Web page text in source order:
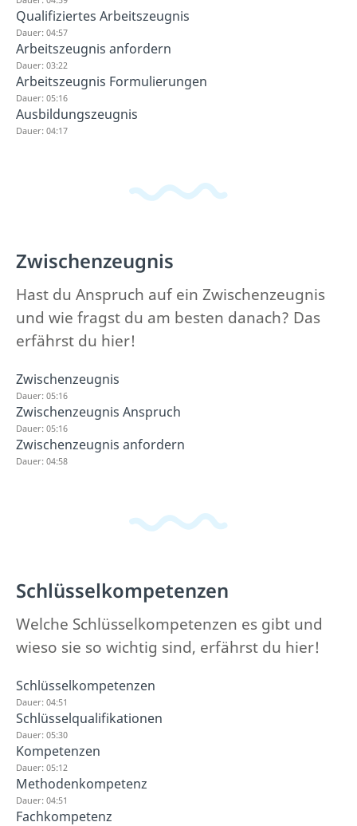
Qualifiziertes Arbeitszeugnis
Dauer: 04:57
Arbeitszeugnis anfordern
Dauer: 03:22
Arbeitszeugnis Formulierungen
Dauer: 05:16
Ausbildungszeugnis
Dauer: 04:17
Zwischenzeugnis
Hast du Anspruch auf ein Zwischenzeugnis
und wie fragst du am besten danach? Das
erfährst du hier!
Zwischenzeugnis
Dauer: 05:16
Zwischenzeugnis Anspruch
Dauer: 05:16
Zwischenzeugnis anfordern
Dauer: 04:58
Schlüsselkompetenzen
Welche Schlüsselkompetenzen es gibt und
wieso sie so wichtig sind, erfährst du hier!
Schlüsselkompetenzen
Dauer: 04:51
Schlüsselqualifikationen
Dauer: 05:30
Kompetenzen
Dauer: 05:12
Methodenkompetenz
Dauer: 04:51
Fachkompetenz